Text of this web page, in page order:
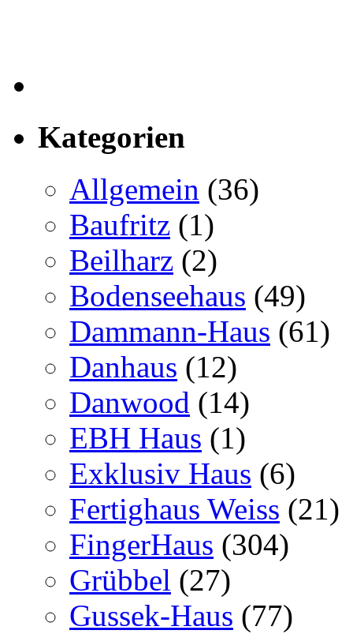
Kategorien
Allgemein (36)
Baufritz (1)
Beilharz (2)
Bodenseehaus (49)
Dammann-Haus (61)
Danhaus (12)
Danwood (14)
EBH Haus (1)
Exklusiv Haus (6)
Fertighaus Weiss (21)
FingerHaus (304)
Grübbel (27)
Gussek-Haus (77)